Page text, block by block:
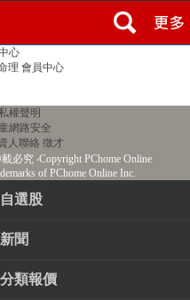
心
理 會員中心
權聲明
網路安全
人聯絡 徵才
載必究‧Copyright PChome Online
of PChome Online Inc.
自選股
新聞
分類報價